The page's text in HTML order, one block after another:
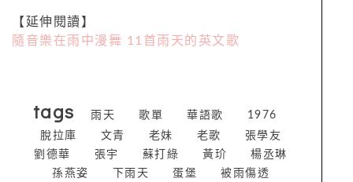
【延伸閱讀】
隨音樂在雨中漫舞 11首雨天的英文歌
tags 雨天 歌單 華語歌
1976
脫拉庫
文青 老妹 老歌
張學友
劉德華
張宇 蘇打綠 黃玠
楊丞琳
孫燕姿
下雨天 蛋堡
被雨傷透